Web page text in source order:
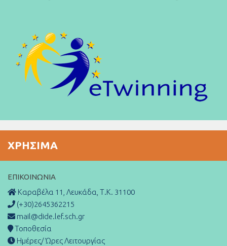
ΧΡΉΣΙΜΑ
ΕΠΙΚΟΙΝΩΝΊΑ
Καραβέλα 11, Λευκάδα, Τ.Κ. 31100
(+30)2645362215
mail@dide.lef.sch.gr
Τοποθεσία
Ημέρες/ Ώρες Λειτουργίας